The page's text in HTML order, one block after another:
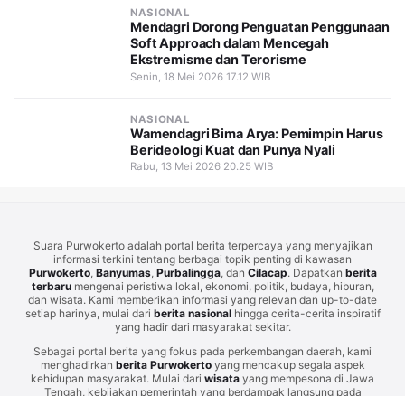
NASIONAL
Mendagri Dorong Penguatan Penggunaan
Soft Approach dalam Mencegah
Ekstremisme dan Terorisme
Senin, 18 Mei 2026 17.12 WIB
NASIONAL
Wamendagri Bima Arya: Pemimpin Harus
Berideologi Kuat dan Punya Nyali
Rabu, 13 Mei 2026 20.25 WIB
Suara Purwokerto adalah portal berita terpercaya yang menyajikan
informasi terkini tentang berbagai topik penting di kawasan
Purwokerto, Banyumas, Purbalingga, dan Cilacap. Dapatkan berita
terbarumengenai peristiwa lokal, ekonomi, politik, budaya, hiburan,
dan wisata. Kami memberikan informasi yang relevan dan up-to-date
setiap harinya, mulai dari berita nasionalhingga cerita-cerita inspiratif
yang hadir dari masyarakat sekitar.
Sebagai portal berita yang fokus pada perkembangan daerah, kami
menghadirkan berita Purwokertoyang mencakup segala aspek
kehidupan masyarakat. Mulai dari wisata yang mempesona di Jawa
Tengah, kebijakan pemerintah yang berdampak langsung pada